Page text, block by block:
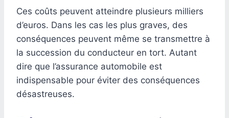
Ces coûts peuvent atteindre plusieurs milliers
d’euros. Dans les cas les plus graves, des
conséquences peuvent même se transmettre à
la succession du conducteur en tort. Autant
dire que l’assurance automobile est
indispensable pour éviter des conséquences
désastreuses.